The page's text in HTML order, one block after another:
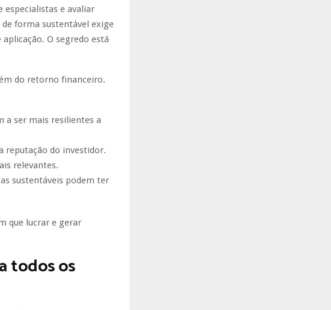
e avaliar
forma sustentável exige
O segredo está
do retorno financeiro.
a ser mais resilientes a
reputação do investidor.
relevantes.
sustentáveis podem ter
que lucrar e gerar
todos os